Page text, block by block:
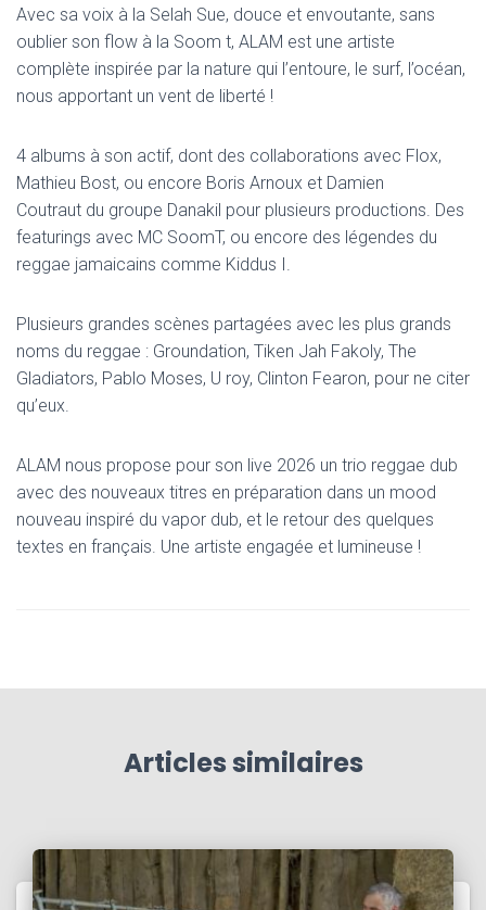
Avec sa voix à la Selah Sue, douce et envoutante, sans
oublier son flow à la Soom t, ALAM est une artiste
complète inspirée par la nature qui l’entoure, le surf, l’océan,
nous apportant un vent de liberté !
4 albums à son actif, dont des collaborations avec Flox,
Mathieu Bost, ou encore Boris Arnoux et Damien
Coutraut du groupe Danakil pour plusieurs productions. Des
featurings avec MC SoomT, ou encore des légendes du
reggae jamaicains comme Kiddus I.
Plusieurs grandes scènes partagées avec les plus grands
noms du reggae : Groundation, Tiken Jah Fakoly, The
Gladiators, Pablo Moses, U roy, Clinton Fearon, pour ne citer
qu’eux.
ALAM nous propose pour son live 2026 un trio reggae dub
avec des nouveaux titres en préparation dans un mood
nouveau inspiré du vapor dub, et le retour des quelques
textes en français. Une artiste engagée et lumineuse !
Articles similaires